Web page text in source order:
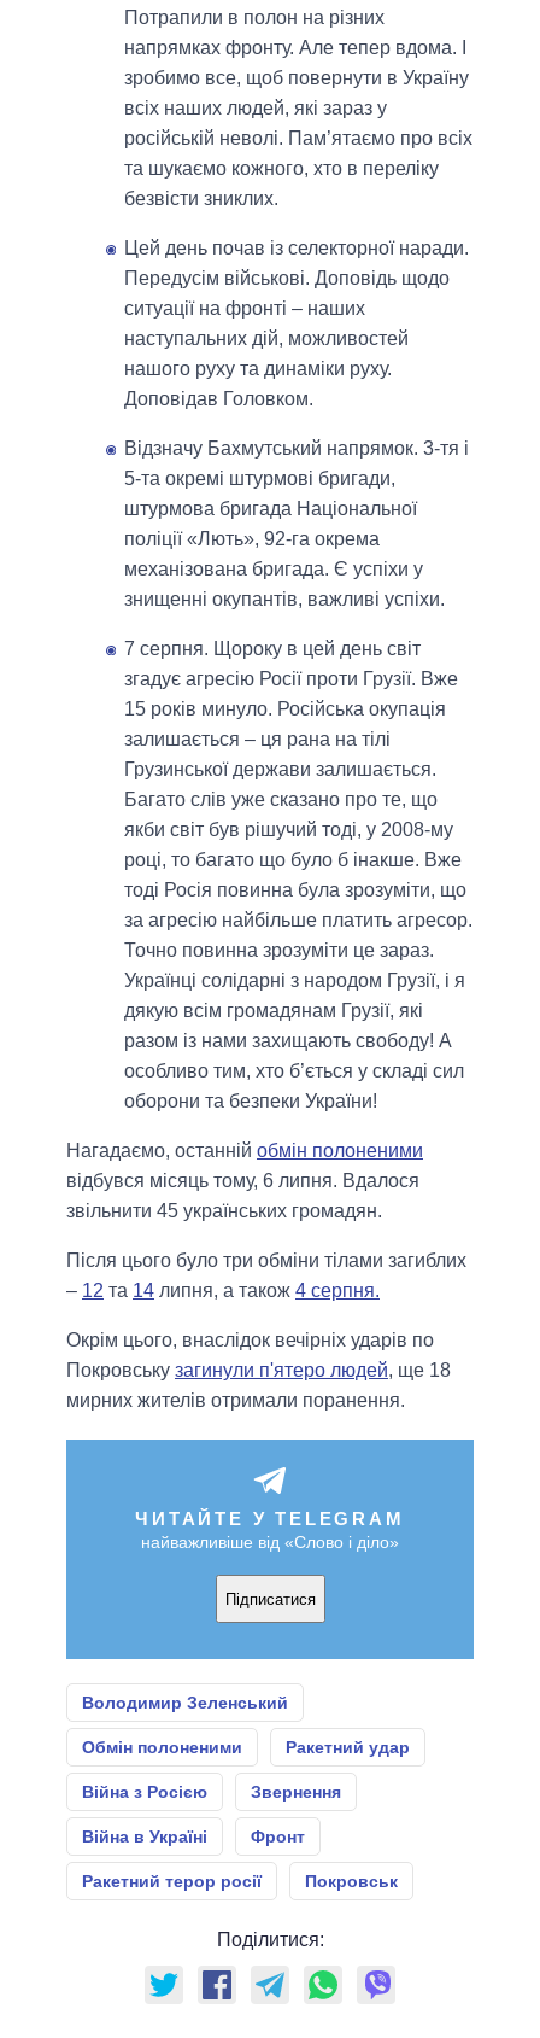
Потрапили в полон на різних
напрямках фронту. Але тепер вдома. І
зробимо все, щоб повернути в Україну
всіх наших людей, які зараз у
російській неволі. Пам’ятаємо про всіх
та шукаємо кожного, хто в переліку
безвісти зниклих.
Цей день почав із селекторної наради.
Передусім військові. Доповідь щодо
ситуації на фронті – наших
наступальних дій, можливостей
нашого руху та динаміки руху.
Доповідав Головком.
Відзначу Бахмутський напрямок. 3-тя і
5-та окремі штурмові бригади,
штурмова бригада Національної
поліції «Лють», 92-га окрема
механізована бригада. Є успіхи у
знищенні окупантів, важливі успіхи.
7 серпня. Щороку в цей день світ
згадує агресію Росії проти Грузії. Вже
15 років минуло. Російська окупація
залишається – ця рана на тілі
Грузинської держави залишається.
Багато слів уже сказано про те, що
якби світ був рішучий тоді, у 2008-му
році, то багато що було б інакше. Вже
тоді Росія повинна була зрозуміти, що
за агресію найбільше платить агресор.
Точно повинна зрозуміти це зараз.
Українці солідарні з народом Грузії, і я
дякую всім громадянам Грузії, які
разом із нами захищають свободу! А
особливо тим, хто б’ється у складі сил
оборони та безпеки України!
Нагадаємо, останній обмін полоненими
відбувся місяць тому, 6 липня. Вдалося
звільнити 45 українських громадян.
Після цього було три обміни тілами загиблих
– 12 та 14 липня, а також 4 серпня.
Окрім цього, внаслідок вечірніх ударів по
Покровську загинули п'ятеро людей, ще 18
мирних жителів отримали поранення.
ЧИТАЙТЕ У TELEGRAM
найважливіше від «Слово і діло»
Підписатися
Володимир Зеленський
Обмін полоненими Ракетний удар
Війна з Росією Звернення
Війна в Україні Фронт
Ракетний терор росії Покровськ
Поділитися: